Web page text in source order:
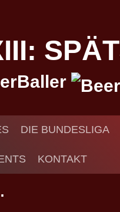
DIE BUNDESLIGA
KONTAKT